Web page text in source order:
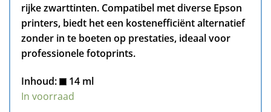
rijke zwarttinten. Compatibel met diverse Epson
printers, biedt het een kostenefficiënt alternatief
zonder in te boeten op prestaties, ideaal voor
professionele fotoprints.
Inhoud:
14 ml
In voorraad